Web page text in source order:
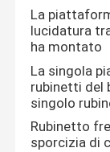
Casa
Prodotti
La
lucidatura
ha montato
La singola
rubinetti del
singolo
Rubinetto
sporcizia di